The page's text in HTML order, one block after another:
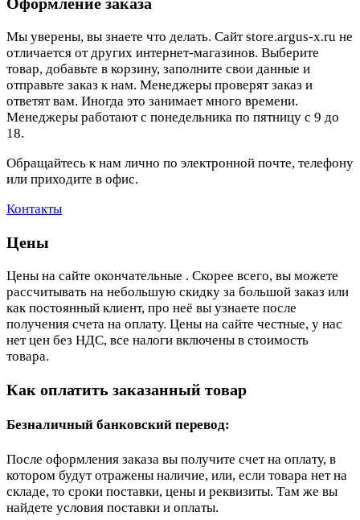
Мы уверены, вы знаете что делать. Сайт store.argus-x.ru не
отличается от других интернет-магазинов. Выберите
товар, добавьте в корзину, заполните свои данные и
отправьте заказ к нам. Менеджеры проверят заказ и
ответят вам. Иногда это занимает много времени.
Менеджеры работают с понедельника по пятницу с 9 до
18.
Обращайтесь к нам лично по электронной почте, телефону
или приходите в офис.
Контакты
Цены
Цены на сайте окончательные . Скорее всего, вы можете
рассчитывать на небольшую скидку за большой заказ или
как постоянный клиент, про неё вы узнаете после
получения счета на оплату. Цены на сайте честные, у нас
нет цен без НДС, все налоги включены в стоимость
товара.
Как оплатить заказанный товар
Безналичный банковский перевод:
После оформления заказа вы получите счет на оплату, в
котором будут отражены наличие, или, если товара нет на
складе, то сроки поставки, цены и реквизиты. Там же вы
найдете условия поставки и оплаты.